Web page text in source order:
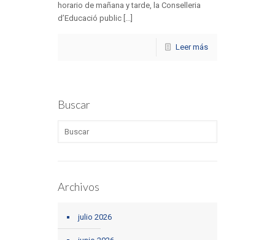
horario de mañana y tarde, la Conselleria
d’Educació public [...]
Leer más
Buscar
Archivos
julio 2026